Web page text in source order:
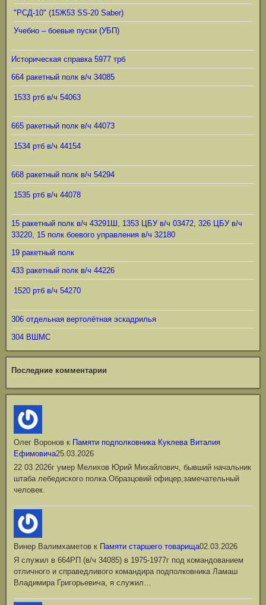
"РСД-10" (15Ж53 SS-20 Saber)
Учебно – боевые пуски (УБП)
Историческая справка 5977 трб
664 ракетный полк в/ч 34085
1533 ртб в/ч 54063
665 ракетный полк в/ч 44073
1534 ртб в/ч 44154
668 ракетный полк в/ч 54294
1535 ртб в/ч 44078
15 ракетный полк в/ч 43291Ш, 1353 ЦБУ в/ч 03472, 326 ЦБУ в/ч
33220, 15 полк боевого управления в/ч 32180
19 ракетный полк
433 ракетный полк в/ч 44226
1520 ртб в/ч 54270
306 отдельная вертолётная эскадрилья
304 ВШМС
Последние комментарии
Олег Воронов к Памяти подполковника Куклева Виталия
Ефимовича25.03.2026
22 03 2026г умер Мелихов Юрий Михайлович, бывший начальник
штаба лебедиского полка.Образцовий офицер,замечательный
человек.
Винер Валимхаметов к Памяти старшего товарища02.03.2026
Я служил в 664РП (в/ч 34085) в 1975-1977г под командованием
отличного и справедливого командира подполковника Ламаш
Владимира Григорьевича, я служил…